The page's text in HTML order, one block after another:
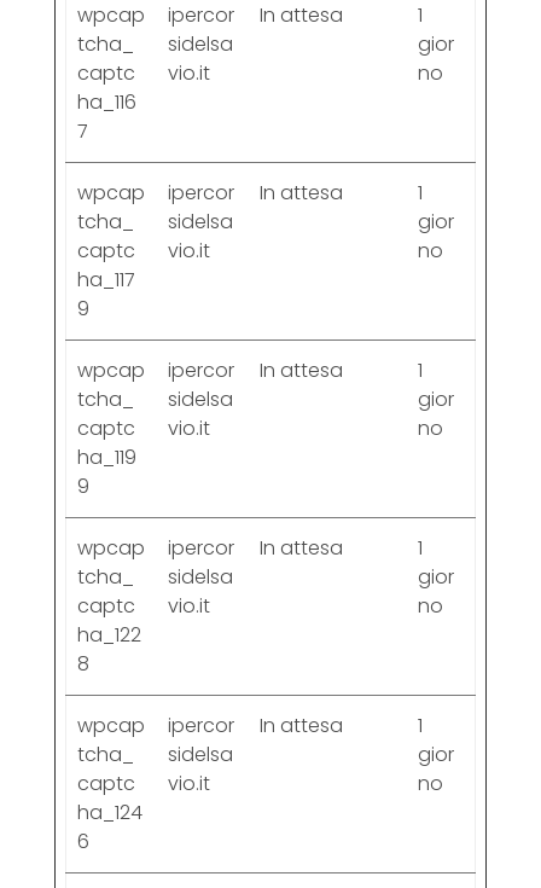
wpcap
tcha_
captc
ha_116
7
ipercor
sidelsa
vio.it
In attesa
1
gior
no
wpcap
tcha_
captc
ha_117
9
ipercor
sidelsa
vio.it
In attesa
1
gior
no
wpcap
tcha_
captc
ha_119
9
ipercor
sidelsa
vio.it
In attesa
1
gior
no
wpcap
tcha_
captc
ha_122
8
ipercor
sidelsa
vio.it
In attesa
1
gior
no
wpcap
tcha_
captc
ha_124
6
ipercor
sidelsa
vio.it
In attesa
1
gior
no